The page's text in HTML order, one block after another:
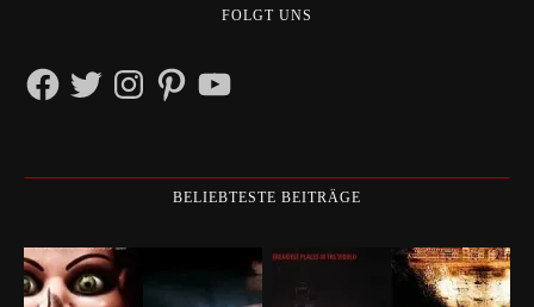
FOLGT UNS
FacebookTwitterInstagramPinterestYouTube
BELIEBTESTE BEITRÄGE